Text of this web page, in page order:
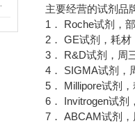
主要经营的试剂品
1． Roche试剂，
2． GE试剂，耗
3． R&D试剂，周
4． SIGMA试剂，
5． Millipore试剂
6． Invitrogen试剂
7． ABCAM试剂